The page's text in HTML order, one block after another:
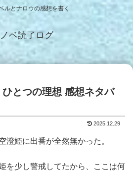
ルとナロウの感想を書く
ベ読了ログ
とつの理想 感想ネタバ
2025.12.29
澄姫に出番が全然無かった。
を少し警戒してたから、ここは何